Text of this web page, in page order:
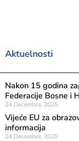
Aktuelnosti
Nakon 15 godina
Federacije Bosne i
24 Decembra, 2025
Vijeće EU za
informacija
24 Decembra, 2025